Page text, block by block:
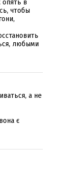
в
чтобы
любыми
а не
є